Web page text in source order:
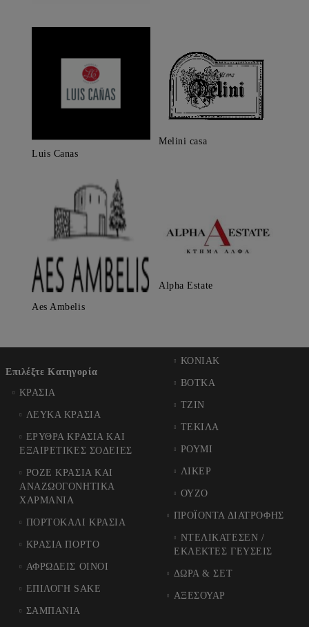
Luis Canas
Melini casa
Aes Ambelis
Alpha Estate
Επιλέξτε Κατηγορία
ΚΡΑΣΙΑ
ΛΕΥΚΑ ΚΡΑΣΙΑ
ΕΡΥΘΡΑ ΚΡΑΣΙΑ ΚΑΙ
ΕΞΑΙΡΕΤΙΚΕΣ ΣΟΔΕΙΕΣ
ΡΟΖΕ ΚΡΑΣΙΑ ΚΑΙ
ΑΝΑΖΩΟΓΟΝΗΤΙΚΑ
ΧΑΡΜΑΝΙΑ
ΠΟΡΤΟΚΑΛΙ ΚΡΑΣΙΑ
ΚΡΑΣΙΑ ΠΟΡΤΟ
ΑΦΡΩΔΕΙΣ ΟΙΝΟΙ
ΕΠΙΛΟΓΗ SAKE
ΣΑΜΠΑΝΙΑ
ΚΟΝΙΑΚ
ΒΟΤΚΑ
ΤΖΙΝ
ΤΕΚΙΛΑ
ΡΟΥΜΙ
ΛΙΚΕΡ
ΟΥΖΟ
ΠΡΟΪΟΝΤΑ ΔΙΑΤΡΟΦΗΣ
ΝΤΕΛΙΚΑΤΕΣΕΝ /
ΕΚΛΕΚΤΕΣ ΓΕΥΣΕΙΣ
ΔΩΡΑ & ΣΕΤ
ΑΞΕΣΟΥΑΡ